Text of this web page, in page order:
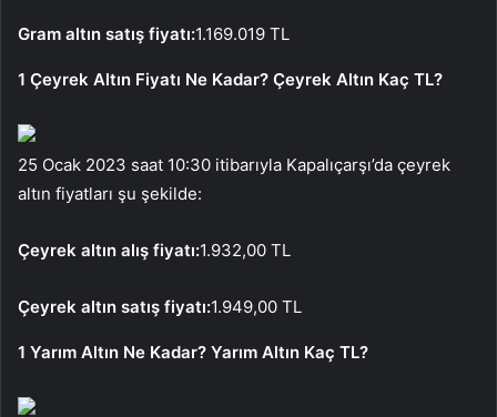
Gram altın satış fiyatı:1.169.019 TL
1 Çeyrek Altın Fiyatı Ne Kadar? Çeyrek Altın Kaç TL?
25 Ocak 2023 saat 10:30 itibarıyla Kapalıçarşı’da çeyrek
altın fiyatları şu şekilde:
Çeyrek altın alış fiyatı:1.932,00 TL
Çeyrek altın satış fiyatı:1.949,00 TL
1 Yarım Altın Ne Kadar? Yarım Altın Kaç TL?